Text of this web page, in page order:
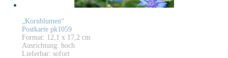
„Kornblumen“
Postkarte pk1059
Format: 12,1 x 17,2 cm
Ausrichtung: hoch
Lieferbar: sofort